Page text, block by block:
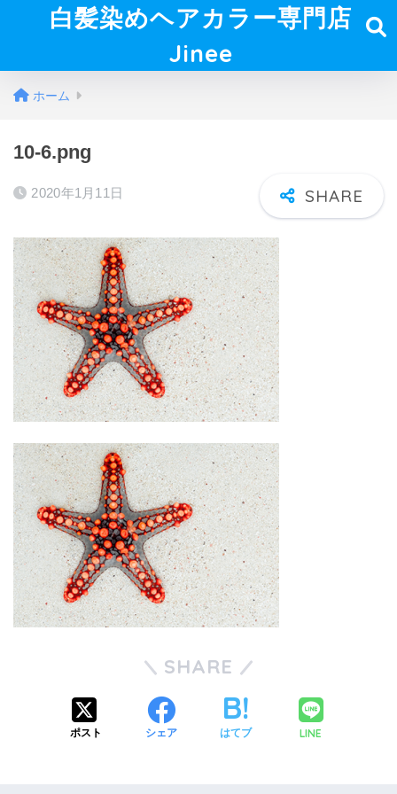
白髪染めヘアカラー専門店
Jinee
ホーム
10-6.png
2020年1月11日
SHARE
ポスト シェア はてブ LINE